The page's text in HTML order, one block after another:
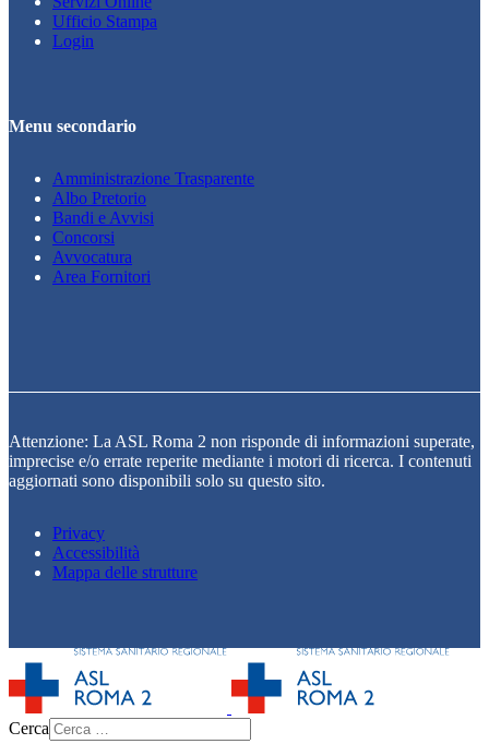
Ufficio Stampa
Login
Menu secondario
Amministrazione Trasparente
Albo Pretorio
Bandi e Avvisi
Concorsi
Avvocatura
Area Fornitori
Attenzione: La ASL Roma 2 non risponde di informazioni superate,
imprecise e/o errate reperite mediante i motori di ricerca. I contenuti
aggiornati sono disponibili solo su questo sito.
Privacy
Accessibilità
Mappa delle strutture
Cerca